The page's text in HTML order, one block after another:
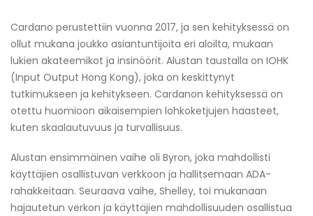
Cardano perustettiin vuonna 2017, ja sen kehityksessä on
ollut mukana joukko asiantuntijoita eri aloilta, mukaan
lukien akateemikot ja insinöörit. Alustan taustalla on IOHK
(Input Output Hong Kong), joka on keskittynyt
tutkimukseen ja kehitykseen. Cardanon kehityksessä on
otettu huomioon aikaisempien lohkoketjujen haasteet,
kuten skaalautuvuus ja turvallisuus.
Alustan ensimmäinen vaihe oli Byron, joka mahdollisti
käyttäjien osallistuvan verkkoon ja hallitsemaan ADA-
rahakkeitaan. Seuraava vaihe, Shelley, toi mukanaan
hajautetun verkon ja käyttäjien mahdollisuuden osallistua